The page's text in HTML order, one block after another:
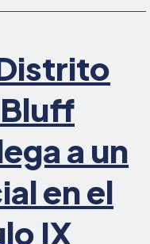
de
a un
en el
IX